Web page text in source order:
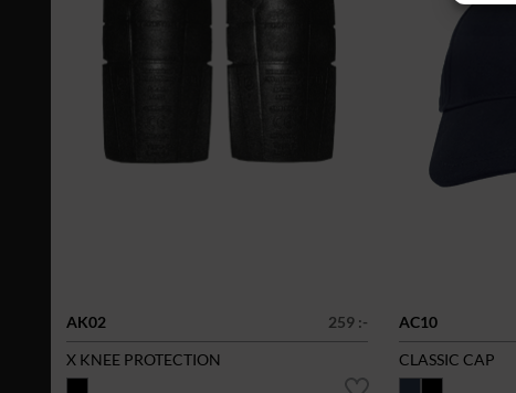
AK02
259 :-
X KNEE PROTECTION
AC10
CLASSIC CAP